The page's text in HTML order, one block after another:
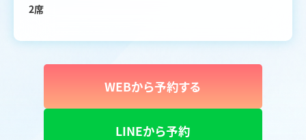
2席
WEBから予約する
LINEから予約